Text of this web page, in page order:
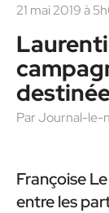
21 mai 2019 à
ParJournal-le-
Françoise
entre les